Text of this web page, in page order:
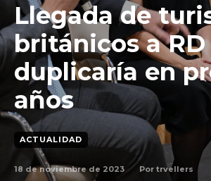
Llegada de
británicos a RD
duplicaría en
años
ACTUALIDAD
18 de noviembre de 2023 Por trvellers